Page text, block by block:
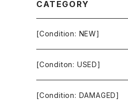
CATEGORY
[Condition: NEW]
[Conditon: USED]
[Condition: DAMAGED]